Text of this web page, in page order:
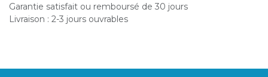
Garantie satisfait ou remboursé de 30 jours
Livraison : 2-3 jours ouvrables